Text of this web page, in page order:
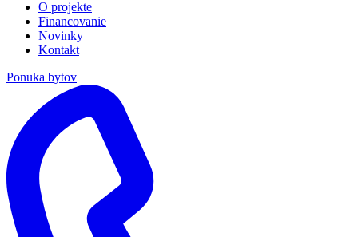
O projekte
Financovanie
Novinky
Kontakt
Ponuka bytov